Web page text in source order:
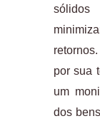
por sua
um
dos